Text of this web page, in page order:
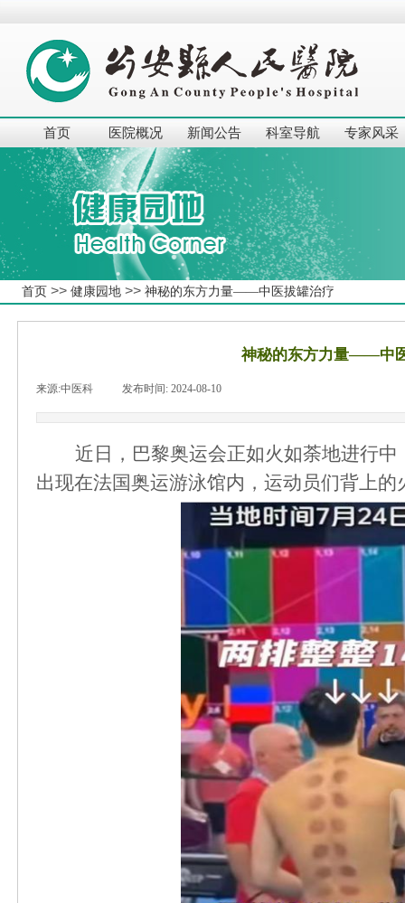
首页 医院概况 新闻公告 科室导航 专家风采
首页 >> 健康园地 >> 神秘的东方力量——中医拔罐治疗
神秘的东方力量——中
来源:中医科 发布时间: 2024-08-10
近日，巴黎奥运会正如火如荼地进行中
出现在法国奥运游泳馆内，运动员们背上的